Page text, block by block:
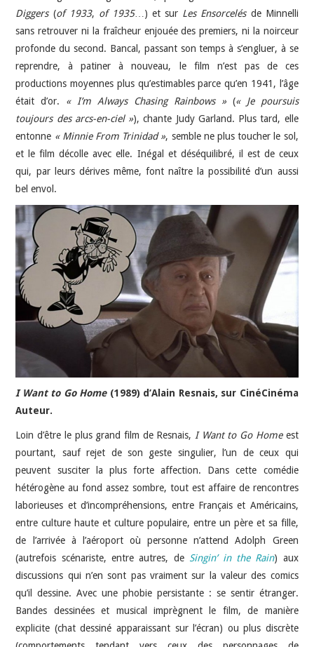
Diggers(of 1933, of 1935…) et sur Les Ensorcelésde Minnelli
sans retrouver ni la fraîcheur enjouée des premiers, ni la noirceur
profonde du second. Bancal, passant son temps à s’engluer, à se
reprendre, à patiner à nouveau, le film n’est pas de ces
productions moyennes plus qu’estimables parce qu’en 1941, l’âge
était d’or. « I’m Always Chasing Rainbows »(« Je poursuis
toujours des arcs-en-ciel »), chante Judy Garland. Plus tard, elle
entonne « Minnie From Trinidad », semble ne plus toucher le sol,
et le film décolle avec elle. Inégal et déséquilibré, il est de ceux
qui, par leurs dérives même, font naître la possibilité d’un aussi
bel envol.
I Want to Go Home(1989) d’Alain Resnais, sur CinéCinéma
Auteur.
Loin d’être le plus grand film de Resnais, I Want to Go Homeest
pourtant, sauf rejet de son geste singulier, l’un de ceux qui
peuvent susciter la plus forte affection. Dans cette comédie
hétérogène au fond assez sombre, tout est affaire de rencontres
laborieuses et d’incompréhensions, entre Français et Américains,
entre culture haute et culture populaire, entre un père et sa fille,
de l’arrivée à l’aéroport où personne n’attend Adolph Green
(autrefois scénariste, entre autres, de Singin’ in the Rain) aux
discussions qui n’en sont pas vraiment sur la valeur des comics
qu’il dessine. Avec une phobie persistante : se sentir étranger.
Bandes dessinées et musical imprègnent le film, de manière
explicite (chat dessiné apparaissant sur l’écran) ou plus discrète